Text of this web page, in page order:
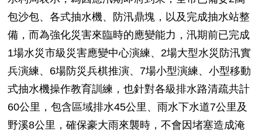
包沙包、各式抽水機、防汛鼎塊，以及完成抽水站整
備，而為強化災害來臨時的應變能力，汛期前已完成
1場水災市級災害應變中心演練、2場大型水災防汛實
兵演練、6場防災兵棋推演、7場小型演練、小型移動
式抽水機操作教育訓練，也針對各級排水路清疏共計
60公里，包含區域排水45公里、雨水下水道7公里及
野溪8公里，確保豪大雨來襲時，不會因堵塞造成淹